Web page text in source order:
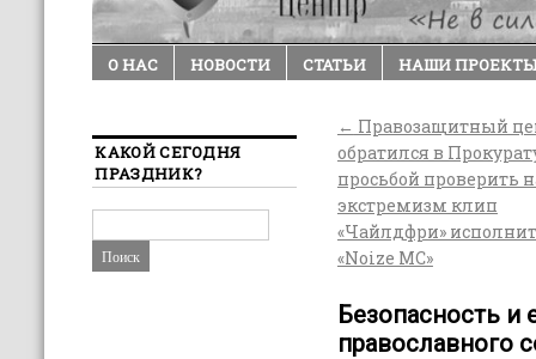
О НАС НОВОСТИ СТАТЬИ НАШИ
← Правозащитный
обратился в
просьбой проверить
экстремизм клип
«Чайлдфри»
«Noize MС»
Безопасность и
православного
КАКОЙ СЕГОДНЯ
ПРАЗДНИК?